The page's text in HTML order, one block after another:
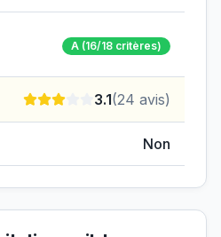
A (16/18 critères)
3.1(24 avis)
Non